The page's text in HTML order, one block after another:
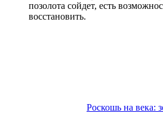
позолота сойдет, есть
восстановить.
Роскошь на века: